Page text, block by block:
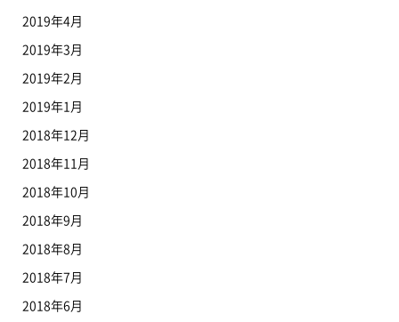
2019年4月
2019年3月
2019年2月
2019年1月
2018年12月
2018年11月
2018年10月
2018年9月
2018年8月
2018年7月
2018年6月